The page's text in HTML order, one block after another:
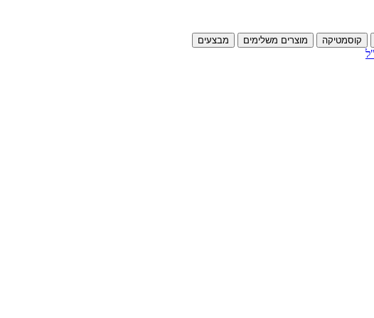
קוסמטיקה מוצרים משלימים מבצעים